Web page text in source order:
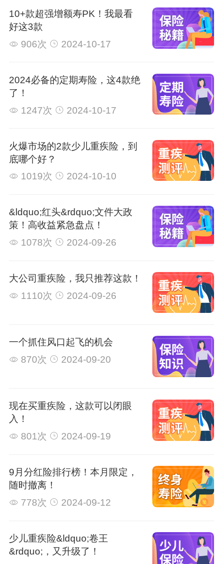
10+款超强增额寿PK！我最看
好这3款
906次
2024-10-17
2024必备的定期寿险，这4款绝
了！
1247次
2024-10-17
火爆市场的2款少儿重疾险，到
底哪个好？
1019次
2024-10-10
&ldquo;红头&rdquo;文件大政
策！高收益紧急盘点！
1078次
2024-09-26
大公司重疾险，我只推荐这款！
1110次
2024-09-26
一个抓住风口起飞的机会
870次
2024-09-20
现在买重疾险，这款可以闭眼
入！
801次
2024-09-19
9月分红险排行榜！本月限定，
随时撤离！
778次
2024-09-12
少儿重疾险&ldquo;卷王
&rdquo;，又升级了！